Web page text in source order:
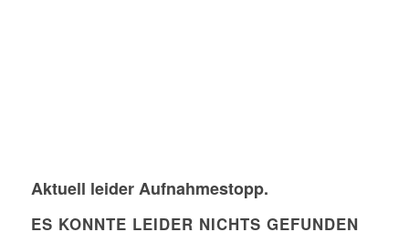
Aktuell leider Aufnahmestopp.
ES KONNTE LEIDER NICHTS GEFUNDEN